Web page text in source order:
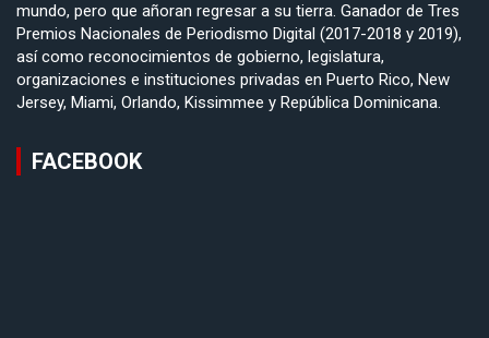
mundo, pero que añoran regresar a su tierra. Ganador de Tres
Premios Nacionales de Periodismo Digital (2017-2018 y 2019),
así como reconocimientos de gobierno, legislatura,
organizaciones e instituciones privadas en Puerto Rico, New
Jersey, Miami, Orlando, Kissimmee y República Dominicana.
FACEBOOK